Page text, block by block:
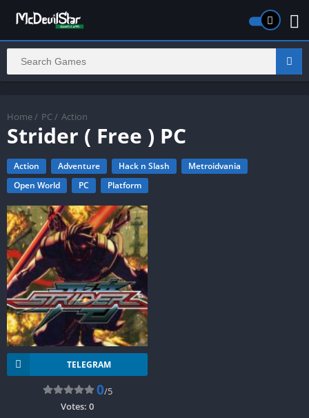
Home / PC / Action
Strider ( Free ) PC
Action Adventure Hack n Slash
Metroidvania
Open World
PC Platform
TELEGRAM
0/5
Votes: 0